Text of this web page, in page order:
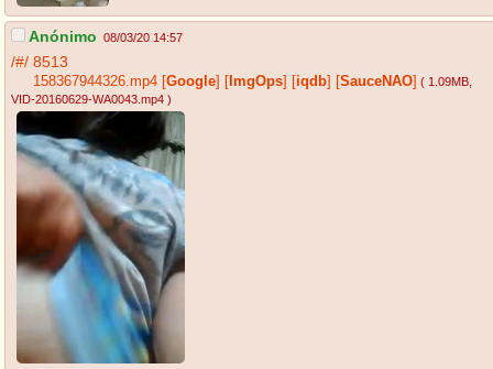
Anónimo 08/03/20 14:57
/#/ 8513
158367944326.mp4 [Google] [ ImgOps] [iqdb] [SauceNAO] ( 1.09MB
VID-20160629-WA0043.mp4 )